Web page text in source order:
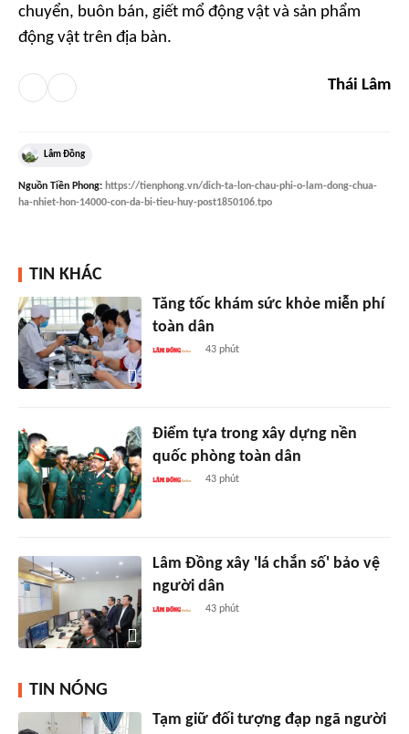
chuyển, buôn bán, giết mổ động vật và sản phẩm
động vật trên địa bàn.
Thái Lâm
Lâm Đồng
Nguồn Tiền Phong: https://tienphong.vn/dich-ta-lon-chau-phi-o-lam-dong-chua-
ha-nhiet-hon-14000-con-da-bi-tieu-huy-post1850106.tpo
TIN KHÁC
Tăng tốc khám sức khỏe miễn phí
toàn dân
43 phút
Điểm tựa trong xây dựng nền
quốc phòng toàn dân
43 phút
Lâm Đồng xây 'lá chắn số' bảo vệ
người dân
43 phút
TIN NÓNG
Tạm giữ đối tượng đạp ngã người